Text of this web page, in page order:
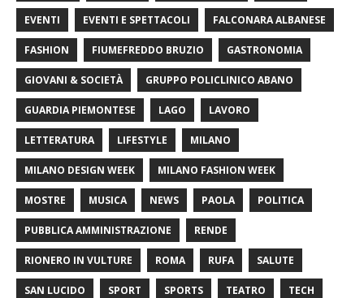
EVENTI EVENTI E SPETTACOLI FALCONARA ALBANESE
FASHION FIUMEFREDDO BRUZIO GASTRONOMIA
GIOVANI & SOCIETÀ GRUPPO POLICLINICO ABANO
GUARDIA PIEMONTESE LAGO LAVORO
LETTERATURA LIFESTYLE MILANO
MILANO DESIGN WEEK MILANO FASHION WEEK
MOSTRE MUSICA NEWS PAOLA POLITICA
PUBBLICA AMMINISTRAZIONE RENDE
RIONERO IN VULTURE ROMA RUFA SALUTE
SAN LUCIDO SPORT SPORTS TEATRO TECH